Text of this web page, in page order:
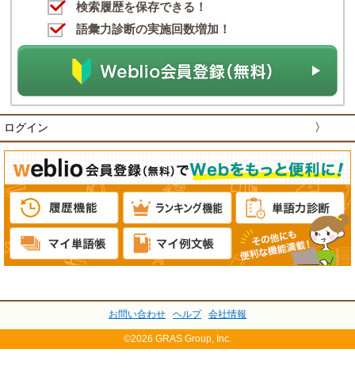
検索履歴を保存できる！
語彙力診断の実施回数増加！
ログイン 〉
お問い合わせ ヘルプ 会社情報
©2026 GRAS Group, Inc.